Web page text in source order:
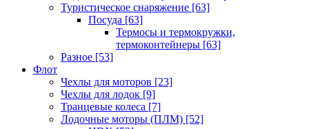
Туристическое снаряжение [63]
Посуда [63]
Термосы и термокружки,
термоконтейнеры [63]
Разное [53]
Флот
Чехлы для моторов [23]
Чехлы для лодок [9]
Транцевые колеса [7]
Лодочные моторы (ПЛМ) [52]